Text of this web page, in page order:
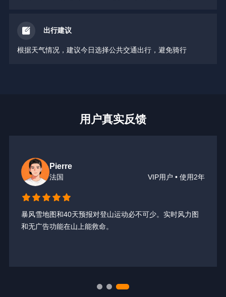
出行建议
根据天气情况，建议今日选择公共交通出行，避免骑行
用户真实反馈
秋先生
中国台湾 VIP用户 · 使用2年
这块天气APP真的超强！资料超详细，最爱它的雷达图，下
雨会跑到哪都一清用起来超顺，大推！